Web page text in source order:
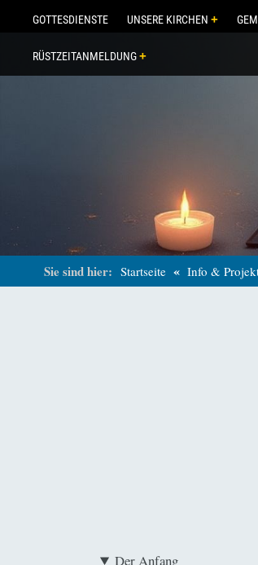
GOTTESDIENSTE UNSERE KIRCHEN
RÜSTZEITANMELDUNG
Sie sind hier: Startseite « Info &
Der Anfang